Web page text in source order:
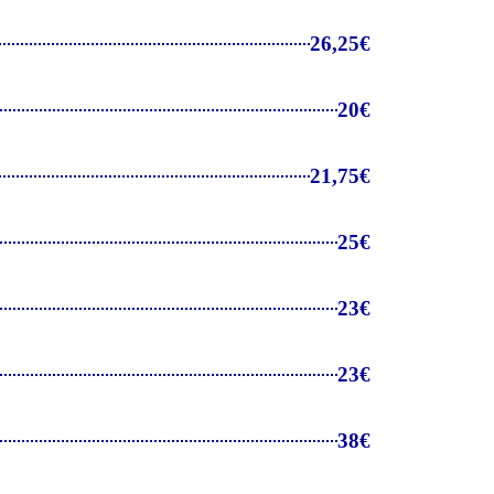
26,25€
20€
21,75€
25€
23€
23€
38€